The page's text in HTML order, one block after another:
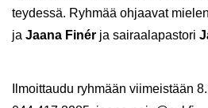
tey­des­sä. Ryh­mää oh­jaa­vat
ja Jaana Finér ja sai­raa­la­pas­to­ri
Il­moit­tau­du ryh­mään vii­meis­tään